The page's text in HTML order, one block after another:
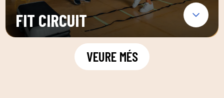
FIT CIRCUIT
VEURE MÉS